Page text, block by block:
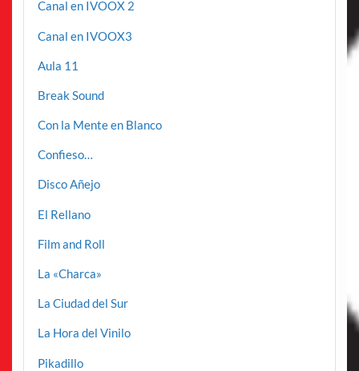
Canal en IVOOX 2
Canal en IVOOX3
Aula 11
Break Sound
Con la Mente en Blanco
Confieso…
Disco Añejo
El Rellano
Film and Roll
La «Charca»
La Ciudad del Sur
La Hora del Vinilo
Pikadillo